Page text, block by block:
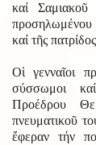
καί
προσηλωμένου
καί τῆς
Οἱ γενναῖοι
σύσσωμοι
Προέδρου
πνευματικοῦ
ἔφεραν τήν